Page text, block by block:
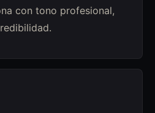
con tono profesional,